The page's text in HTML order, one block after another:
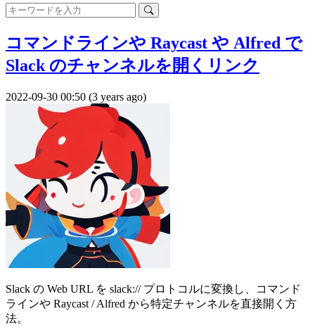
コマンドラインや Raycast や Alfred で
Slack のチャンネルを開くリンク
2022-09-30 00:50 (3 years ago)
Slack の Web URL を slack:// プロトコルに変換し、コマンド
ラインや Raycast / Alfred から特定チャンネルを直接開く方
法。